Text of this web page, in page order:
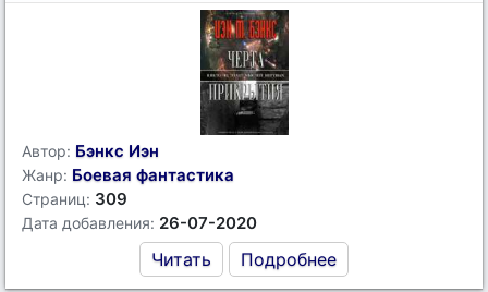
Автор: Бэнкс Иэн
Жанр: Боевая фантастика
Страниц: 309
Дата добавления: 26-07-2020
Читать Подробнее